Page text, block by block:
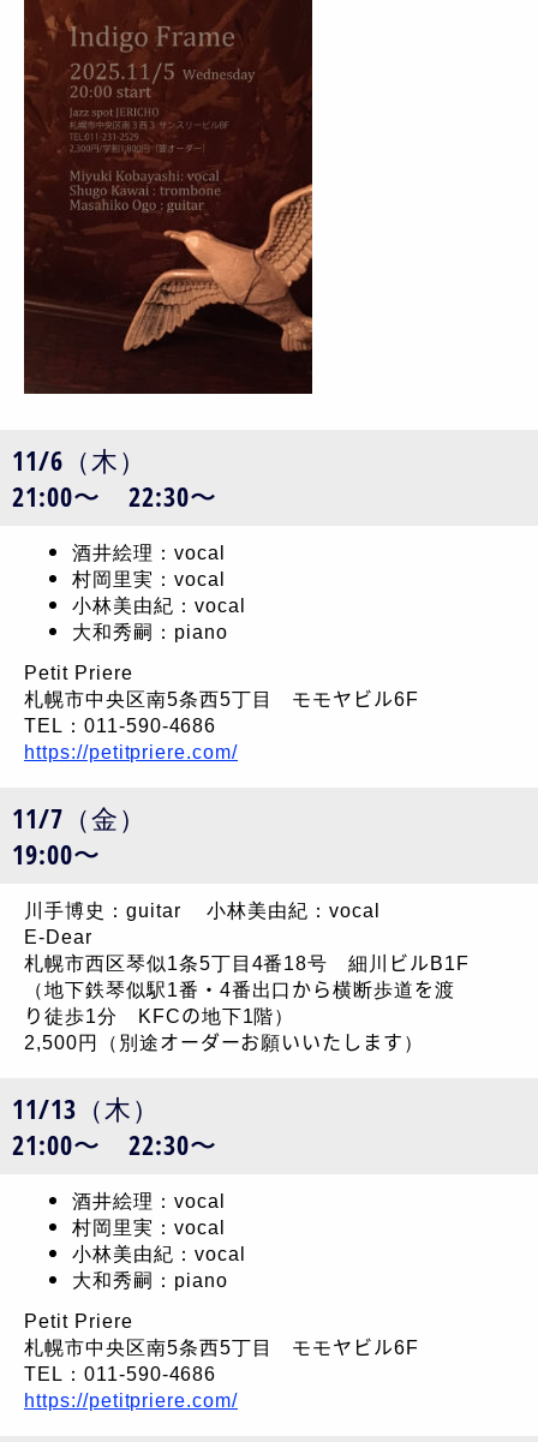
11/6（木）
21:00〜 22:30〜
酒井絵理：vocal
村岡里実：vocal
小林美由紀：vocal
大和秀嗣：piano
Petit Priere
札幌市中央区南5条西5丁目 モモヤビル6F
TEL：011-590-4686
https://petitpriere.com/
11/7（金）
19:00〜
川手博史：guitar 小林美由紀：vocal
E-Dear
札幌市西区琴似1条5丁目4番18号 細川ビルB1F
（地下鉄琴似駅1番・4番出口から横断歩道を渡
り徒歩1分 KFCの地下1階）
2,500円（別途オーダーお願いいたします）
11/13（木）
21:00〜 22:30〜
酒井絵理：vocal
村岡里実：vocal
小林美由紀：vocal
大和秀嗣：piano
Petit Priere
札幌市中央区南5条西5丁目 モモヤビル6F
TEL：011-590-4686
https://petitpriere.com/